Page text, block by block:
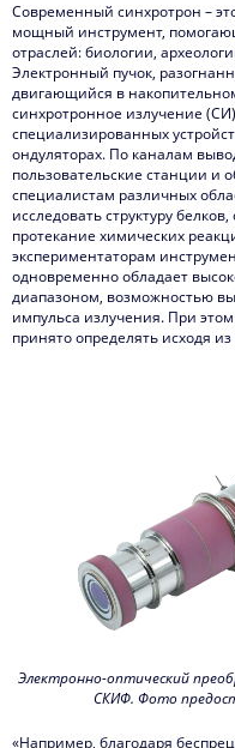
Современный синхротрон –
мощный инструмент,
отраслей: биологии,
Электронный пучок,
двигающийся в
синхротронное излучение
специализированных
ондуляторах. По каналам
пользовательские станции и
специалистам различных
исследовать структуру
протекание химических
экспериментаторам
одновременно обладает
диапазоном, возможностью
импульса излучения. При
принято определять исходя
Электронно-оптический
СКИФ. Фото
«Например, благодаря